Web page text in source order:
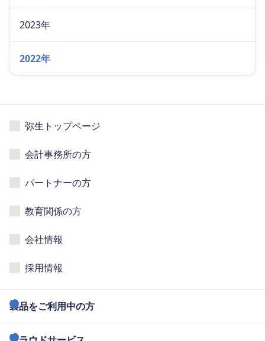
2023年
2022年
弥生トップページ
会計事務所の方
パートナーの方
教育関係の方
会社情報
採用情報
製品をご利用中の方